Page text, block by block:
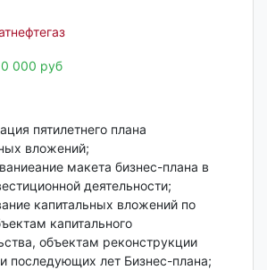
000 руб
пятилетнего плана
вложений;
макета бизнес-плана в
деятельности;
капитальных вложений по
капитального
объектам реконструкции
последующих лет Бизнес-плана;